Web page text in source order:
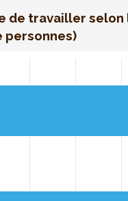
de travailler
personnes)
le marché du travail
selon la position